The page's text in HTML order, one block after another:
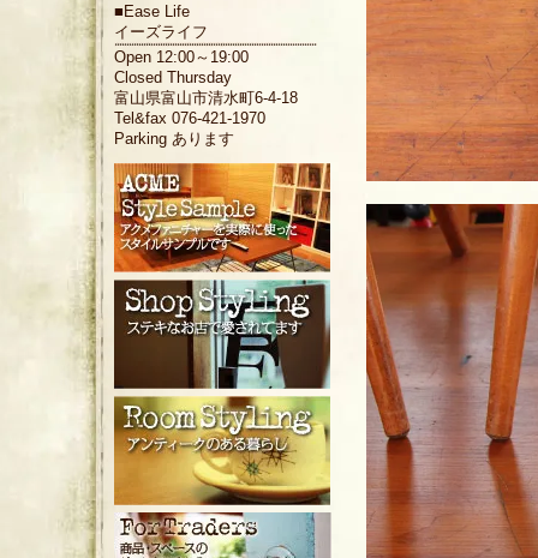
■ Ease Life
イーズライフ
Open 12:00～19:00
Closed Thursday
富山県富山市清水町6-4-18
Tel&fax 076-421-1970
Parking あります